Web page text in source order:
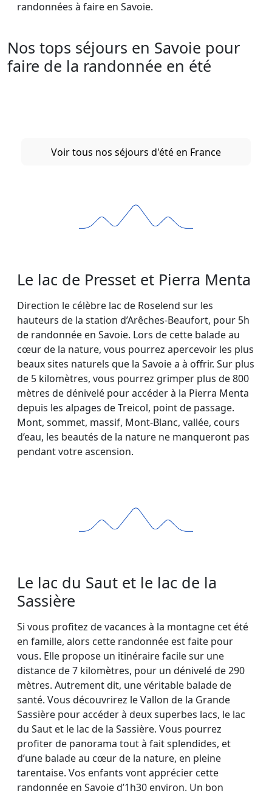
randonnées à faire en Savoie.
Nos tops séjours en Savoie pour
faire de la randonnée en été
Voir tous nos séjours d'été en France
Le lac de Presset et Pierra Menta
Direction le célèbre lac de Roselend sur les
hauteurs de la station d’Arêches-Beaufort, pour 5h
de randonnée en Savoie. Lors de cette balade au
cœur de la nature, vous pourrez apercevoir les plus
beaux sites naturels que la Savoie a à offrir. Sur plus
de 5 kilomètres, vous pourrez grimper plus de 800
mètres de dénivelé pour accéder à la Pierra Menta
depuis les alpages de Treicol, point de passage.
Mont, sommet, massif, Mont-Blanc, vallée, cours
d’eau, les beautés de la nature ne manqueront pas
pendant votre ascension.
Le lac du Saut et le lac de la
Sassière
Si vous profitez de vacances à la montagne cet été
en famille, alors cette randonnée est faite pour
vous. Elle propose un itinéraire facile sur une
distance de 7 kilomètres, pour un dénivelé de 290
mètres. Autrement dit, une véritable balade de
santé. Vous découvrirez le Vallon de la Grande
Sassière pour accéder à deux superbes lacs, le lac
du Saut et le lac de la Sassière. Vous pourrez
profiter de panorama tout à fait splendides, et
d’une balade au cœur de la nature, en pleine
tarentaise. Vos enfants vont apprécier cette
randonnée en Savoie d’1h30 environ. Un bon